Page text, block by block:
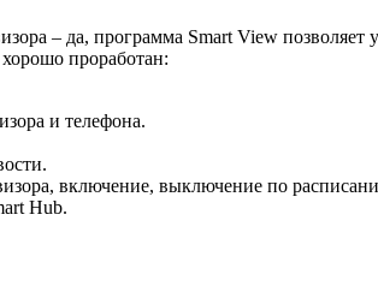
– да, программа Smart View
проработан:
и телефона.
включение, выключение по
Hub.